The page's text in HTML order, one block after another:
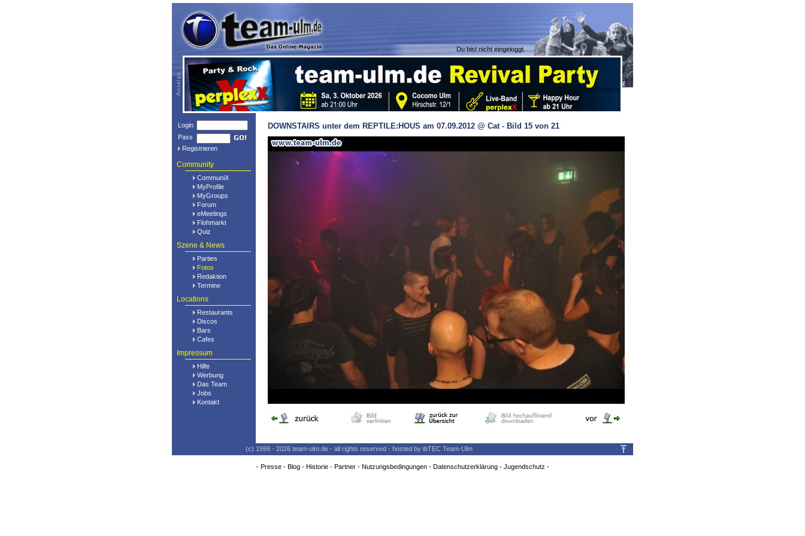
Du bist nicht eingeloggt.
Login
Pass
Registrieren
Community
CommuniX
MyProfile
MyGroups
Forum
eMeetings
Flohmarkt
Quiz
Szene & News
Parties
Fotos
Redaktion
Termine
Locations
Restaurants
Discos
Bars
Cafes
Impressum
Hilfe
Werbung
Das Team
Jobs
Kontakt
DOWNSTAIRS unter dem REPTILE:HOUS am 07.09.2012 @ Cat - Bild 15 von 21
(c) 1999 - 2026 team-ulm.de - all rights reserved - hosted by ibTEC Team-Ulm
- Presse- Blog- Historie- Partner- Nutzungsbedingungen- Datenschutzerklärung- Jugendschutz -